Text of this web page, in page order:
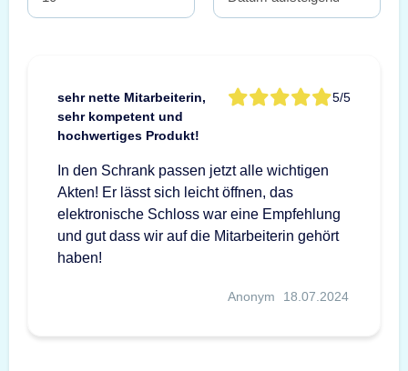
sehr nette Mitarbeiterin,
sehr kompetent und
hochwertiges Produkt!
5/5
In den Schrank passen jetzt alle wichtigen
Akten! Er lässt sich leicht öffnen, das
elektronische Schloss war eine Empfehlung
und gut dass wir auf die Mitarbeiterin gehört
haben!
Anonym 18.07.2024